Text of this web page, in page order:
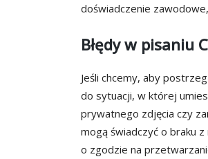
doświadczenie
Błędy w pisaniu
Jeśli chcemy, aby
do sytuacji, w której
prywatnego zdjęcia czy
mogą świadczyć o braku
o zgodzie na